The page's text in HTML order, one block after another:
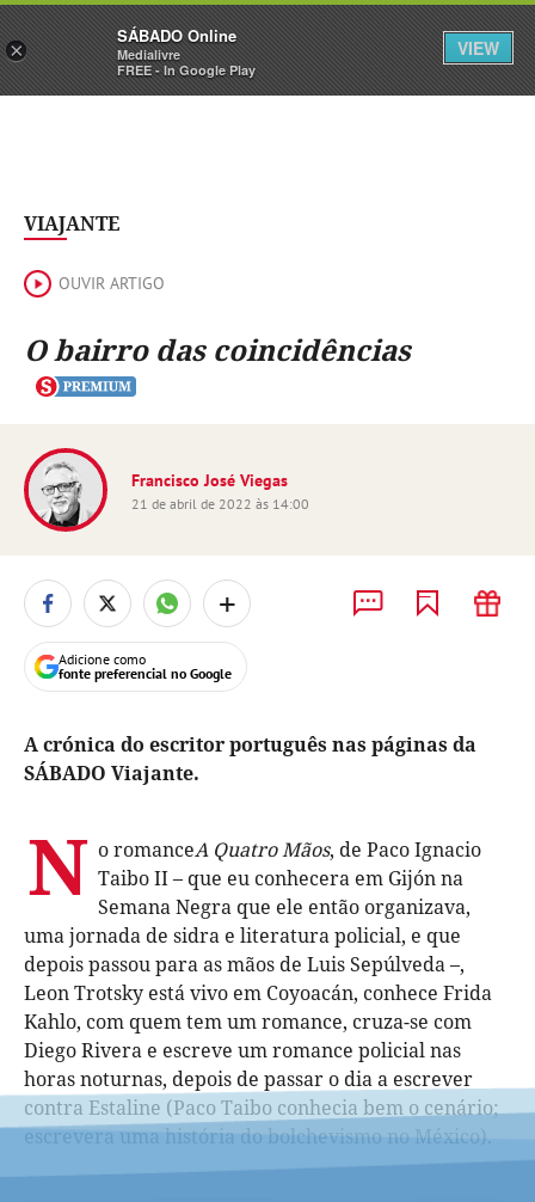
Sábado Assine Iniciar Sessão
VIAJANTE
OUVIR ARTIGO
O bairro das coincidências
Francisco José Viegas
21 de abril de 2022 às 14:00
+
Adicione como
fonte preferencial no Google
A crónica do escritor português nas páginas da
SÁBADO Viajante.
N o romanceA Quatro Mãos, de Paco Ignacio
Taibo II – que eu conhecera em Gijón na
Semana Negra que ele então organizava,
uma jornada de sidra e literatura policial, e que
depois passou para as mãos de Luis Sepúlveda –,
Leon Trotsky está vivo em Coyoacán, conhece Frida
Kahlo, com quem tem um romance, cruza-se com
Diego Rivera e escreve um romance policial nas
horas noturnas, depois de passar o dia a escrever
contra Estaline (Paco Taibo conhecia bem o cenário;
escrevera uma história do bolchevismo no México).
×
SÁBADO Online
Medialivre
FREE - In Google Play
VIEW